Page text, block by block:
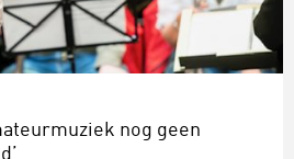
nog geen